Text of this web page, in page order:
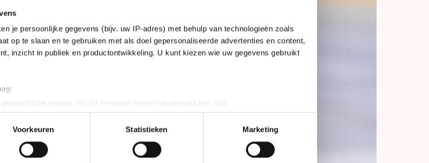
je persoonlijke gegevens (bijv. uw IP-adres) met behulp van technologieën zoals
op te slaan en te gebruiken met als doel gepersonaliseerde advertenties en content,
inzicht in publiek en productontwikkeling. U kunt kiezen wie uw gegevens gebruikt
locatie, die tot een paar meter nauwkeurig kan zijn
actief te scannen op specifieke eigenschappen (fingerprinting)
gegevens worden verwerkt en stel uw voorkeuren in het
detailgedeeltein. U kunt uw
of intrekken in de Cookieverklaring.
Voorkeuren Statistieken Marketing